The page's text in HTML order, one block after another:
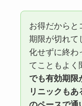
お得だからと
期限が切れて
化せずに終
てこともよく
でも有効期限
リニックも